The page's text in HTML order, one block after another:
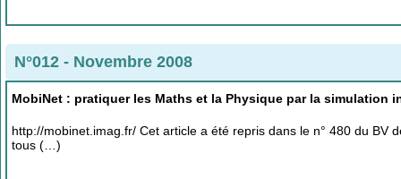
N°012 - Novembre 2008
MobiNet : pratiquer les Maths et la Physique par la simulation
http://mobinet.imag.fr/ Cet article a été repris dans le n° 480 du BV
tous (…)